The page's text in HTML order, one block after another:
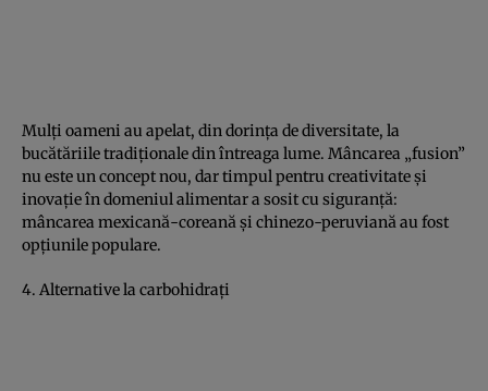
Mulţi oameni au apelat, din dorinţa de diversitate, la
bucătăriile tradiţionale din întreaga lume. Mâncarea „fusion”
nu este un concept nou, dar timpul pentru creativitate şi
inovaţie în domeniul alimentar a sosit cu siguranţă:
mâncarea mexicană-coreană şi chinezo-peruviană au fost
opţiunile populare.
4. Alternative la carbohidraţi